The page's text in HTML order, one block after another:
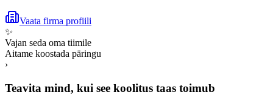
Vaata firma profiili
✨
Vajan seda oma tiimile
Aitame koostada päringu
›
Teavita mind, kui see koolitus taas toimub